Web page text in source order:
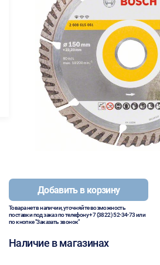
Добавить в корзину
Товара нет в наличии, уточняйте возможность
поставки под заказ по телефону+7 (3822) 52-34-73или
по кнопке "Заказать звонок"
Наличие в магазинах